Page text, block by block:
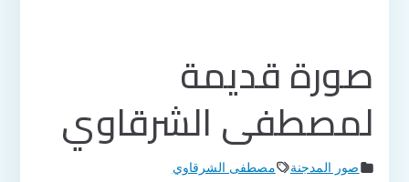
صورة قديمة
لمصطفى الشرقاوي
صور المدجنة مصطفى الشرقاوي